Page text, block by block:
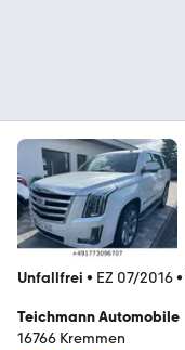
Unfallfrei • EZ 07/2016•
Teichmann Automobile
16766 Kremmen